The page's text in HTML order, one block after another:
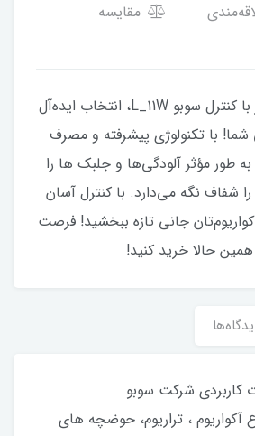
مقایسه
لامپ UV پوشش‌دار با کنترل سوبو L_11W، انتخاب ایده‌آل
با تکنولوژی پیشرفته و مصرف
طور مؤثر آلودگی‌ها و جلبک ها را
شفاف نگه می‌دارد. با کنترل آسان
جانی تازه ببخشید! فرصت
حالا خرید کنید!
کاربردی شرکت سوبو
آکواریوم ، تراریوم، حوضچه های